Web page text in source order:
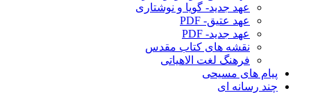
عهد جدید- گویا و نوشتاری
عهد عتیق- PDF
عهد جدید- PDF
نقشه های کتاب مقدس
فرهنگ لغت الاهیاتی
پیام های مسیحی
چند رسانه ای